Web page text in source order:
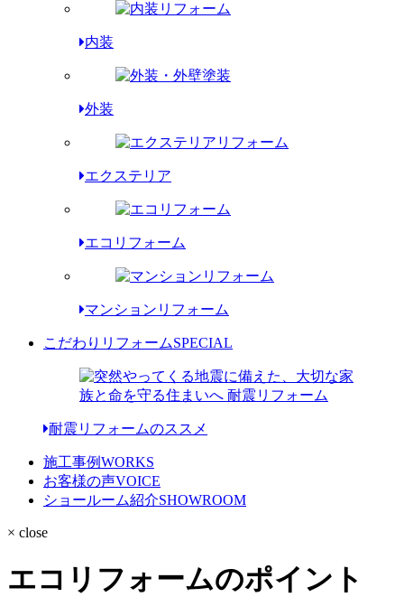
内装
外装
エクステリア
エコリフォーム
マンションリフォーム
こだわりリフォームSPECIAL
耐震リフォームのススメ
施工事例WORKS
お客様の声VOICE
ショールーム紹介SHOWROOM
× close
エコリフォームのポイント